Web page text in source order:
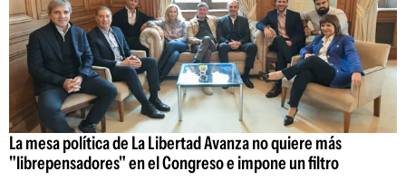
La mesa política de La Libertad Avanza no quiere más
"librepensadores" en el Congreso e impone un filtro